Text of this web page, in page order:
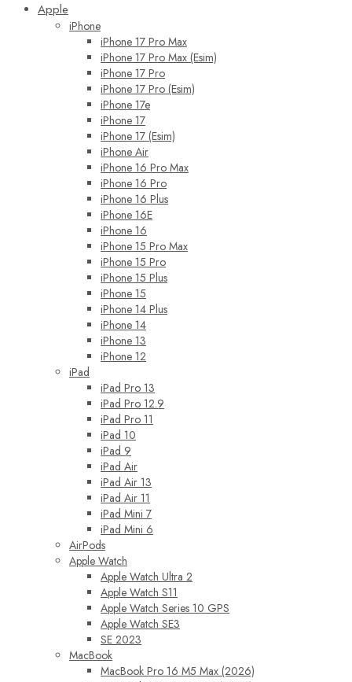
Apple
iPhone
iPhone 17 Pro Max
iPhone 17 Pro Max (Esim)
iPhone 17 Pro
iPhone 17 Pro (Esim)
iPhone 17e
iPhone 17
iPhone 17 (Esim)
iPhone Air
iPhone 16 Pro Max
iPhone 16 Pro
iPhone 16 Plus
iPhone 16E
iPhone 16
iPhone 15 Pro Max
iPhone 15 Pro
iPhone 15 Plus
iPhone 15
iPhone 14 Plus
iPhone 14
iPhone 13
iPhone 12
iPad
iPad Pro 13
iPad Pro 12.9
iPad Pro 11
iPad 10
iPad 9
iPad Air
iPad Air 13
iPad Air 11
iPad Mini 7
iPad Mini 6
AirPods
Apple Watch
Apple Watch Ultra 2
Apple Watch S11
Apple Watch Series 10 GPS
Apple Watch SE3
SE 2023
MacBook
MacBook Pro 16 M5 Max (2026)